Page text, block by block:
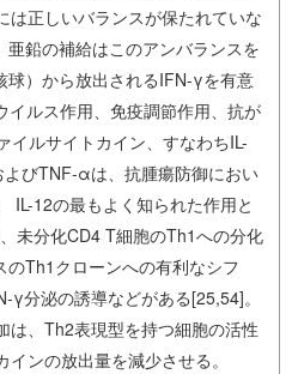
は正しいバランスが保たれていな
鉛の補給はこのアンバランスを
球）から放出されるIFN-γを有意
ルス作用、免疫調節作用、抗が
イルサイトカイン、すなわちIL-
びTNF-αは、抗腫瘍防御におい
IL-12の最もよく知られた作用と
未分化CD4 T細胞のTh1への分化
Th1クローンへの有利なシフ
γ分泌の誘導などがある[25,54]。
は、Th2表現型を持つ細胞の活性
ンの放出量を減少させる。